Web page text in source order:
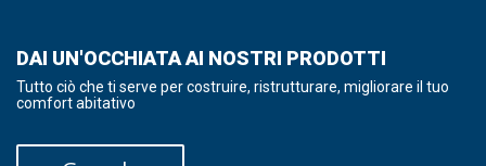
DAI UN'OCCHIATA AI NOSTRI PRODOTTI
Tutto ciò che ti serve per costruire, ristrutturare, migliorare il tuo
comfort abitativo